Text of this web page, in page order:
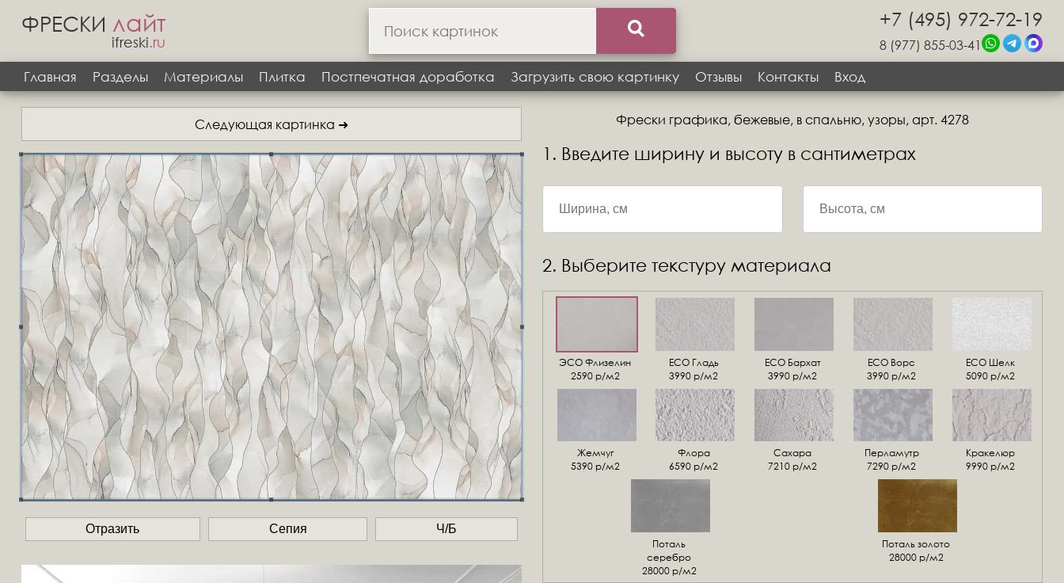
ФРЕСКИ лайт
ifreski.ru
+7 (495) 972-72-19
8 (977) 855-03-41
Главная
Разделы Материалы Плитка Постпечатная доработка Загрузить свою картинку Отзывы Контакты Вход
Следующая картинка ➜
Отразить Сепия Ч/Б
Фрески графика, бежевые, в спальню, узоры, арт. 4278
1. Введите ширину и высоту в сантиметрах
2. Выберите текстуру материала
ЭСО Флизелин
2590 р/м2
ЕСО Гладь
3990 р/м2
ECO Бархат
3990 р/м2
ЕСО Ворс
3990 р/м2
ЕСО Шелк
5090 р/м2
Жемчуг
5390 р/м2
Флора
6590 р/м2
Сахара
7210 р/м2
Перламутр
7290 р/м2
Кракелюр
9990 р/м2
Поталь
серебро
28000 р/м2
Поталь золото
28000 р/м2